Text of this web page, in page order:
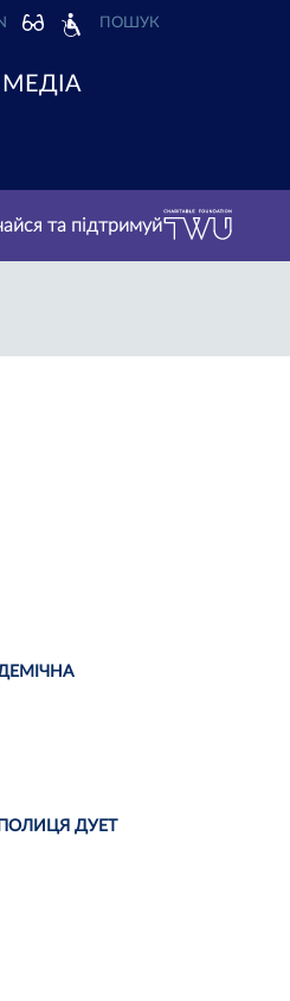
ПОШУК
МЕДІА
та підтримуй
ДУЕТ